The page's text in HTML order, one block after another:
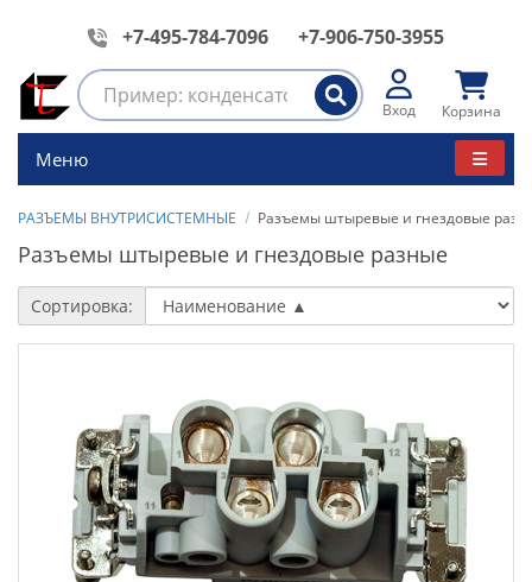
+7-495-784-7096 +7-906-750-3955
Вход Корзина
Меню
РАЗЪЕМЫ ВНУТРИСИСТЕМНЫЕ Разъемы штыревые и гнездовые
Разъемы штыревые и гнездовые разные
Сортировка: